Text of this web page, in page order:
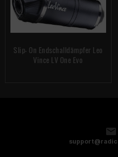
Slip- On Endschalldämpfer Leo
Vince LV One Evo